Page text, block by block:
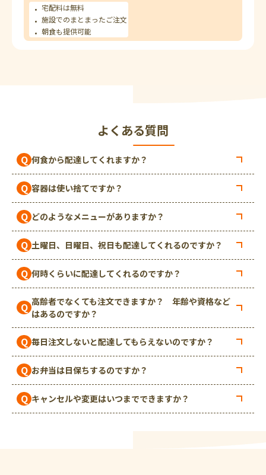
宅配料は無料
施設でのまとまったご注文
朝食も提供可能
よくある質問
Q 何食から配達してくれますか？
Q 容器は使い捨てですか？
Q どのようなメニューがありますか？
Q 土曜日、日曜日、祝日も配達してくれるのですか？
Q 何時くらいに配達してくれるのですか？
Q 高齢者でなくても注文できますか？ 年齢や資格など
はあるのですか？
Q 毎日注文しないと配達してもらえないのですか？
Q お弁当は日保ちするのですか？
Q キャンセルや変更はいつまでできますか？